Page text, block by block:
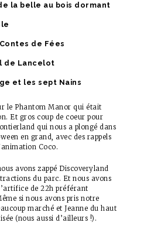
la belle au bois dormant
de Fées
de Lancelot
et les sept Nains
le Phantom Manor qui était
Et gros coup de coeur pour
qui nous a plongé dans
en grand, avec des rappels
Coco.
avons zappé Discoveryland
du parc. Et nous avons
de 22h préférant
si nous avons pris notre
marché et Jeanne du haut
(nous aussi d’ailleurs !).